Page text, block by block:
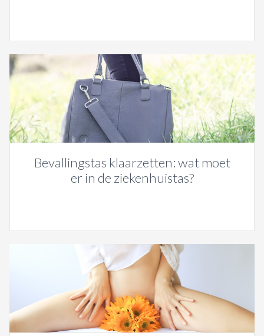
Bevallingstas klaarzetten: wat moet
er in de ziekenhuistas?